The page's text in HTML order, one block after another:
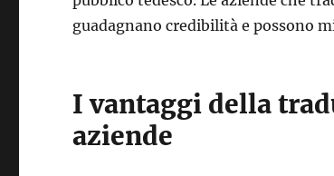
guadagnano credibilità e possono
I vantaggi della
aziende